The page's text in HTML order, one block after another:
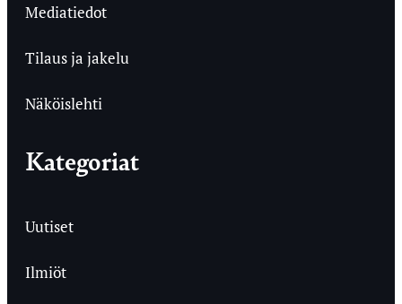
Mediatiedot
Tilaus ja jakelu
Näköislehti
Kategoriat
Uutiset
Ilmiöt